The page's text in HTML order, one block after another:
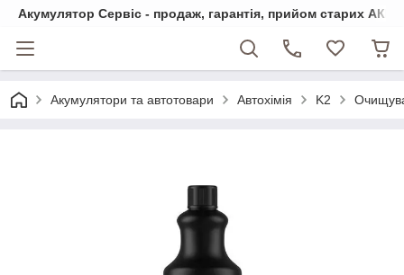
Акумулятор Сервіс - продаж, гарантія, прийом старих АКБ
Акумулятори та автотовари Автохімія K2